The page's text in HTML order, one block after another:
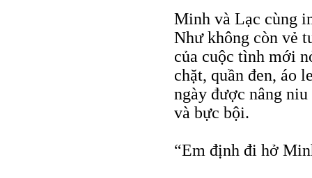
Minh và Lạc cùng
Như không còn vẻ
của cuộc tình mới
chặt, quần đen, áo
ngày được nâng
và bực bội.
“Em định đi hở